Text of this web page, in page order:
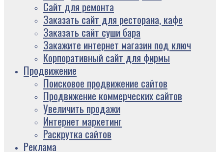
Сайт для ремонта
Заказать сайт для ресторана, кафе
Заказать сайт суши бара
Закажите интернет магазин под ключ
Корпоративный сайт для фирмы
Продвижение
Поисковое продвижение сайтов
Продвижение коммерческих сайтов
Увеличить продажи
Интернет маркетинг
Раскрутка сайтов
Реклама